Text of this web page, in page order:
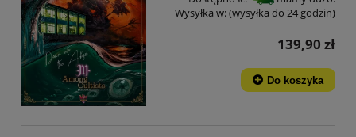
Wysyłka w:(wysyłka do 24 godzin)
139,90 zł
Do koszyka